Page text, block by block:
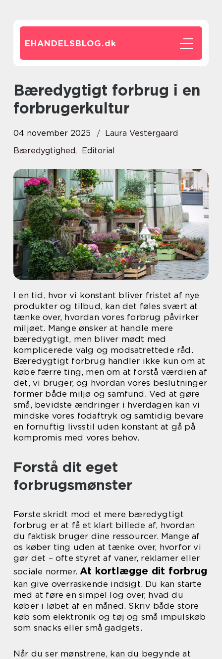
EHANDELSBLOG.dk
Bæredygtigt forbrug i en
forbrugerkultur
04 november 2025
Laura Vestergaard
Bæredygtighed, Editorial
I en tid, hvor vi konstant bliver fristet af nye
produkter og tilbud, kan det føles svært at
tænke over, hvordan vores forbrug påvirker
miljøet. Mange ønsker at handle mere
bæredygtigt, men bliver mødt med
komplicerede valg og modsatrettede råd.
Bæredygtigt forbrug handler ikke kun om at
købe færre ting, men om at forstå værdien af
det, vi bruger, og hvordan vores beslutninger
former både miljø og samfund. Ved at gøre
små, bevidste ændringer i hverdagen kan vi
mindske vores fodaftryk og samtidig bevare
en fornuftig livsstil uden konstant at gå på
kompromis med vores behov.
Forstå dit eget
forbrugsmønster
Første skridt mod et mere bæredygtigt
forbrug er at få et klart billede af, hvordan
du faktisk bruger dine ressourcer. Mange af
os køber ting uden at tænke over, hvorfor vi
gør det – ofte styret af vaner, reklamer eller
sociale normer.At kortlægge dit forbrug
kan give overraskende indsigt. Du kan starte
med at føre en simpel log over, hvad du
køber i løbet af en måned. Skriv både store
køb som elektronik og tøj og små impulskøb
som snacks eller små gadgets.
Når du ser mønstrene, kan du begynde at